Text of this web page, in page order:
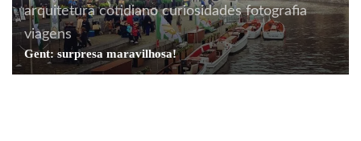
arquitetura cotidiano curiosidades fotografia
viagens
Gent: surpresa maravilhosa!